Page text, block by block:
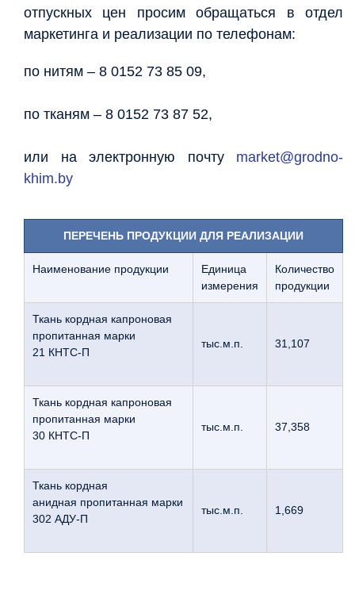
отпускных цен просим обращаться в отдел
маркетинга и реализации по телефонам:
по нитям – 8 0152 73 85 09,
по тканям – 8 0152 73 87 52,
или на электронную почту market@grodno-
khim.by
ПЕРЕЧЕНЬ ПРОДУКЦИИ ДЛЯ РЕАЛИЗАЦИИ
Наименование продукции
Единица
измерения
Количество
продукции
Ткань кордная капроновая
пропитанная марки
21 КНТС-П
тыс.м.п. 31,107
Ткань кордная капроновая
пропитанная марки
30 КНТС-П
тыс.м.п. 37,358
Ткань кордная
анидная пропитанная марки
302 АДУ-П
тыс.м.п. 1,669